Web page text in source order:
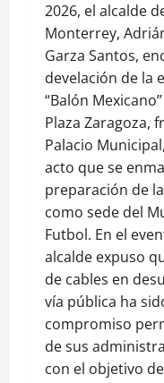
2026, el alcalde
Monterrey,
Garza Santos,
develación de la
“Balón
Plaza Zaragoza,
Palacio
acto que se
preparación de
como sede del
Futbol. En el
alcalde expuso
de cables en
vía pública ha
compromiso
de sus
con el objetivo de